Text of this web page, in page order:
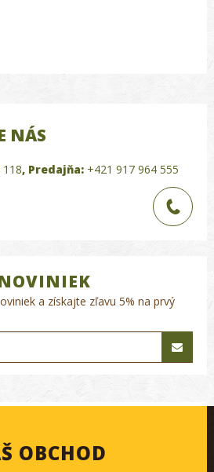
NÁS
, Predajňa: +421 917 964 555
a získajte zľavu 5% na prvý
OBCHOD